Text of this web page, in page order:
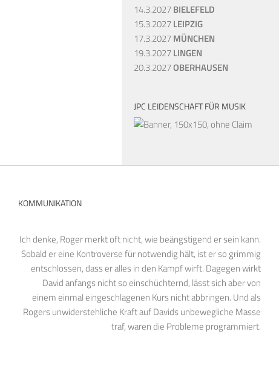
14.3.2027BIELEFELD
15.3.2027LEIPZIG
17.3.2027MÜNCHEN
19.3.2027LINGEN
20.3.2027OBERHAUSEN
JPC LEIDENSCHAFT FÜR MUSIK
KOMMUNIKATION
Ich denke, Roger merkt oft nicht, wie beängstigend er sein kann.
Sobald er eine Kontroverse für notwendig hält, ist er so grimmig
entschlossen, dass er alles in den Kampf wirft. Dagegen wirkt
David anfangs nicht so einschüchternd, lässt sich aber von
einem einmal eingeschlagenen Kurs nicht abbringen. Und als
Rogers unwiderstehliche Kraft auf Davids unbewegliche Masse
traf, waren die Probleme programmiert.